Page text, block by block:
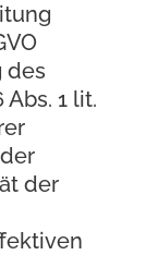
des
1 lit.
der